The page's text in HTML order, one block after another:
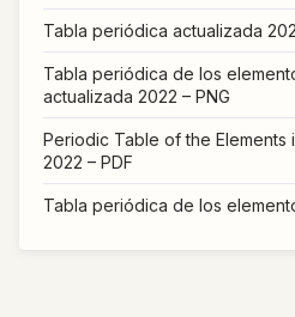
Tabla periódica actualizada
Tabla periódica de los
actualizada 2022 – PNG
Periodic Table of the Elements
2022 – PDF
Tabla periódica de los